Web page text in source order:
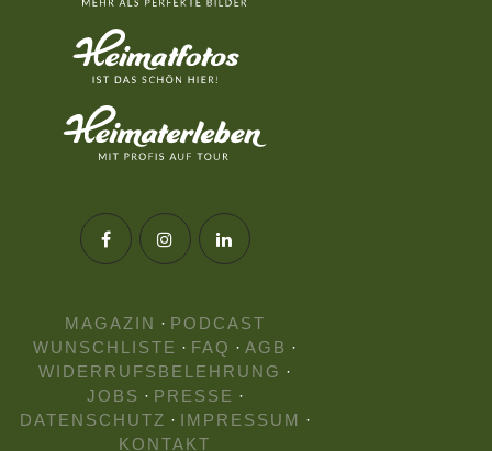
MAGAZIN · PODCAST
WUNSCHLISTE · FAQ · AGB ·
WIDERRUFSBELEHRUNG ·
JOBS · PRESSE ·
DATENSCHUTZ · IMPRESSUM ·
KONTAKT